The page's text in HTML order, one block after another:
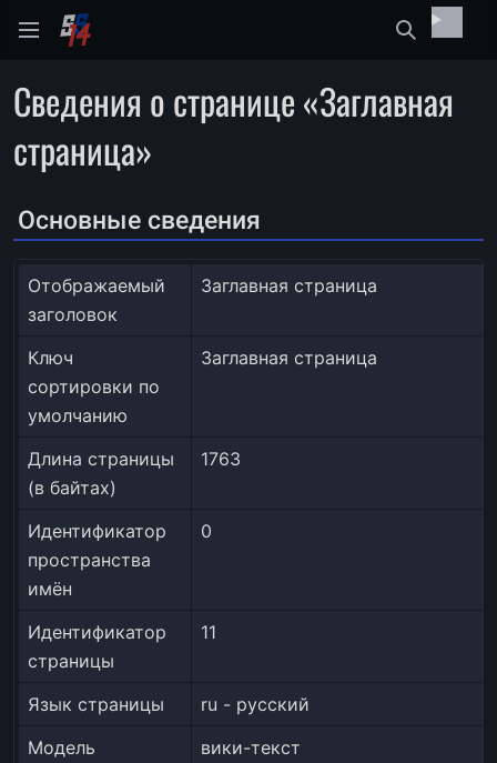
Найти
Сведения о странице «Заглавная
страница»
Основные сведения
Отображаемый
заголовок
Заглавная страница
Ключ
сортировки по
умолчанию
Заглавная страница
Длина страницы
(в байтах)
1763
Идентификатор
пространства
имён
0
Идентификатор
страницы
11
Язык страницы
ru - русский
Модель
вики-текст